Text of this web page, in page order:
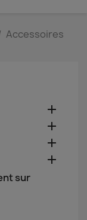
Accessoires




sur